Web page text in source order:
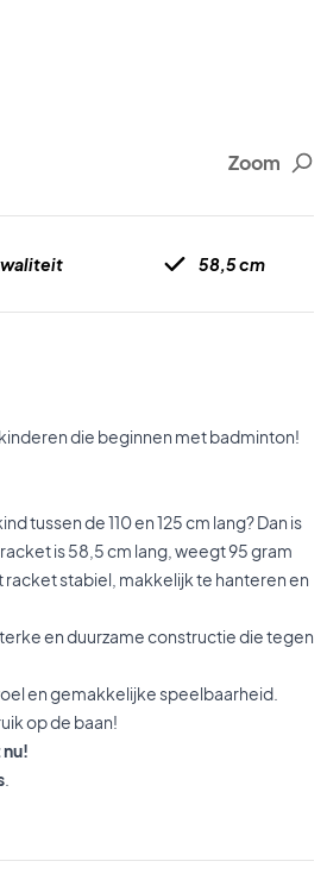
Zoom
58,5 cm
die beginnen met badminton!
tussen de 110 en 125 cm lang? Dan is
is 58,5 cm lang, weegt 95 gram
stabiel, makkelijk te hanteren en
en duurzame constructie die tegen
en gemakkelijke speelbaarheid.
op de baan!